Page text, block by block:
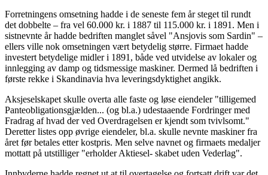
Forretningens omsetning hadde i de seneste fem år steget til rundt
det dobbelte – fra vel 60.000 kr. i 1887 til 115.000 kr. i 1891. Men i
sistnevnte år hadde bedriften manglet såvel "Ansjovis som Sardin" –
ellers ville nok omsetningen vært betydelig større. Firmaet hadde
investert betydelige midler i 1891, både ved utvidelse av lokaler og
innlegging av damp og tidsmessige maskiner. Dermed lå bedriften i
første rekke i Skandinavia hva leveringsdyktighet angikk.
Aksjeselskapet skulle overta alle faste og løse eiendeler "tilligemed
Panteobligationsgjælden... (og bl.a.) udestaaende Fordringer med
Fradrag af hvad der ved Overdragelsen er kjendt som tvivlsomt."
Deretter listes opp øvrige eiendeler, bl.a. skulle nevnte maskiner fra
året før betales etter kostpris. Men selve navnet og firmaets medaljer
mottatt på utstilliger "erholder Aktiesel- skabet uden Vederlag".